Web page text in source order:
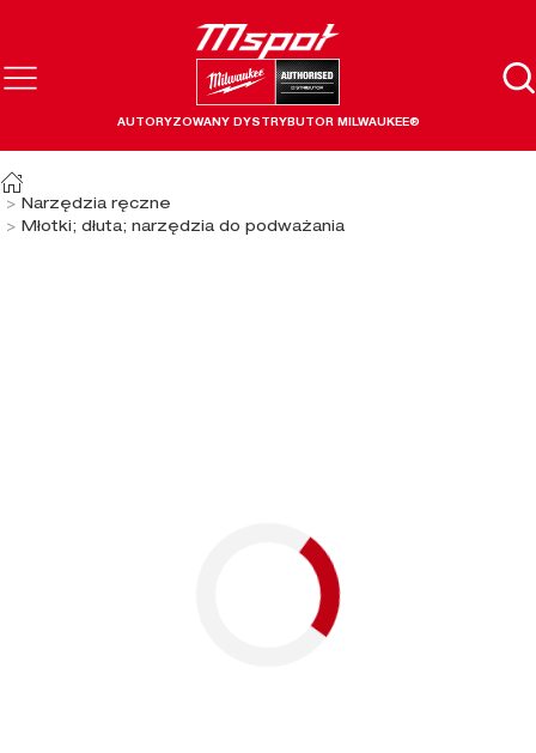
AUTORYZOWANY DYSTRYBUTOR MILWAUKEE®
Narzędzia ręczne
Młotki; dłuta; narzędzia do podważania